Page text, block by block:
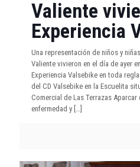
Valiente
Experiencia
Una representación de niños y
Valiente vivieron en el día de ayer
Experiencia Valsebike en toda
del CD Valsebike en la Escuelita
Comercial de Las Terrazas
enfermedad y […]